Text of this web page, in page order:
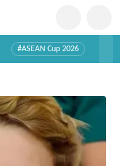
#ASEAN Cup 2026